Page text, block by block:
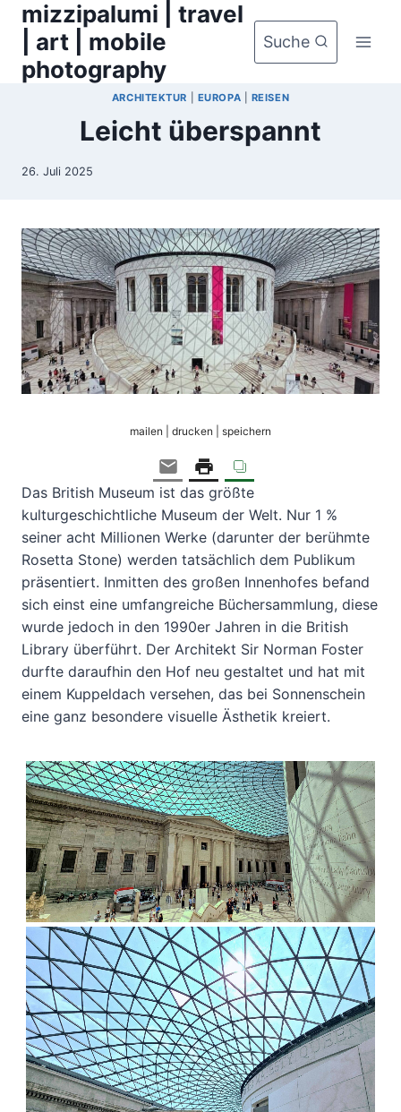
Zum
Inhalt
springen
mizzipalumi | travel
| art | mobile
photography
Suche
ARCHITEKTUR EUROPA REISEN
Leicht überspannt
26. Juli 2025
mailen | drucken | speichern
Das British Museum ist das größte
kulturgeschichtliche Museum der Welt. Nur 1 %
seiner acht Millionen Werke (darunter der berühmte
Rosetta Stone) werden tatsächlich dem Publikum
präsentiert. Inmitten des großen Innenhofes befand
sich einst eine umfangreiche Büchersammlung, diese
wurde jedoch in den 1990er Jahren in die British
Library überführt. Der Architekt Sir Norman Foster
durfte daraufhin den Hof neu gestaltet und hat mit
einem Kuppeldach versehen, das bei Sonnenschein
eine ganz besondere visuelle Ästhetik kreiert.